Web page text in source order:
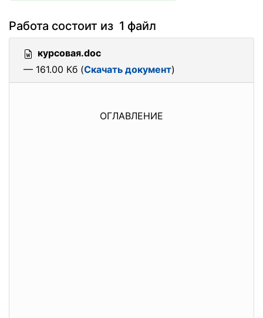
Работа состоит из 1 файл
курсовая.doc
— 161.00 Кб (Скачать документ)
ОГЛАВЛЕНИЕ